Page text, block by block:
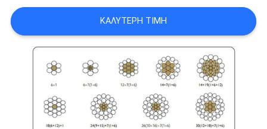
ΑΠΌΣΠΑΣΜΑ
SITEMAP
PRIVACY
POLICY
ΚΑΛΎΤΕΡΗ ΤΙΜΉ